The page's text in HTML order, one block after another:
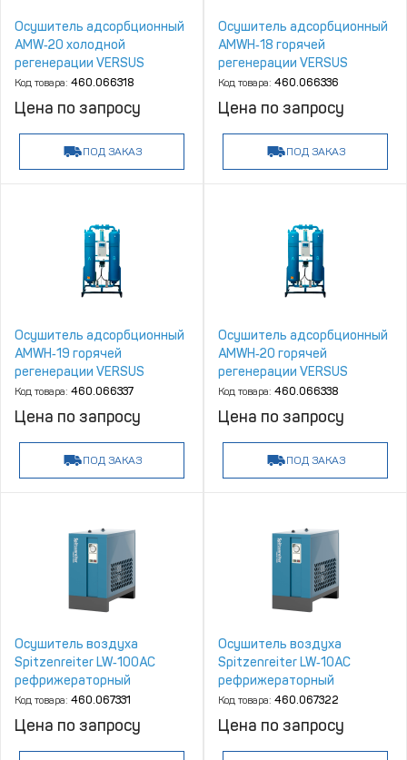
Осушитель адсорбционный
AMW‑20 холодной
регенерации VERSUS
Kompressoren
Код товара: 460.066318
Цена по запросу
ПОД ЗАКАЗ
Осушитель адсорбционный
AMWH‑18 горячей
регенерации VERSUS
Kompressoren
Код товара: 460.066336
Цена по запросу
ПОД ЗАКАЗ
Осушитель адсорбционный
AMWH‑19 горячей
регенерации VERSUS
Kompressoren
Код товара: 460.066337
Цена по запросу
ПОД ЗАКАЗ
Осушитель адсорбционный
AMWH‑20 горячей
регенерации VERSUS
Kompressoren
Код товара: 460.066338
Цена по запросу
ПОД ЗАКАЗ
Осушитель воздуха
Spitzenreiter LW‑100AC
рефрижераторный
Код товара: 460.067331
Цена по запросу
Осушитель воздуха
Spitzenreiter LW‑10AC
рефрижераторный
Код товара: 460.067322
Цена по запросу